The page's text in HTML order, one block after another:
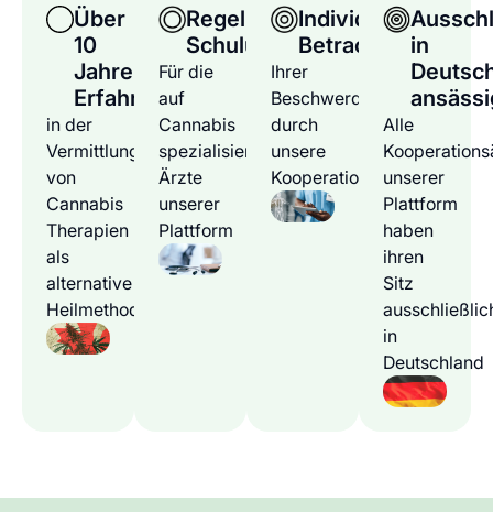
Über
10
Jahre
Erfahrung
in der
Vermittlung
von
Cannabis
Therapien
als
alternative
Heilmethode
Regelmäßige
Schulungen
Für die
auf
Cannabis
spezialisierten
Ärzte
unserer
Plattform
Individuelle
Betrachtung
Ihrer
Beschwerden
durch
unsere
Kooperationsärzte
in
Alle
unserer
Plattform
haben
ihren
Sitz
in
Deutschland